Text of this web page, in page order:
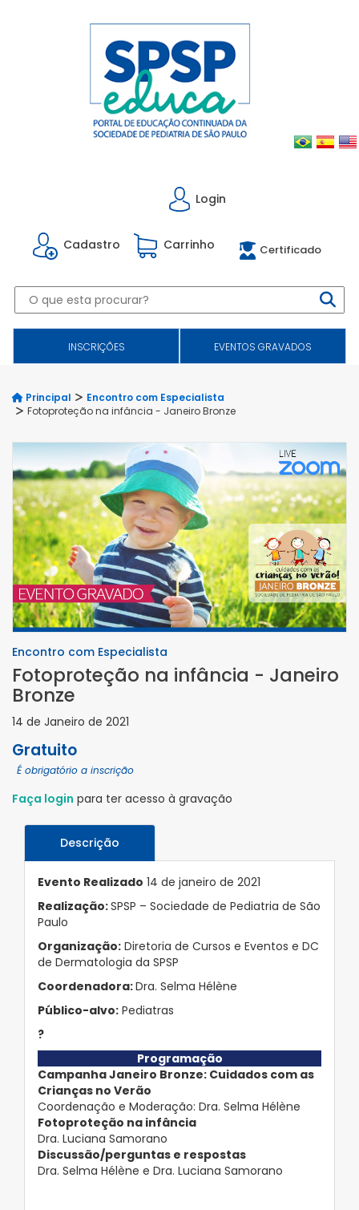
Login
Cadastro Carrinho Certificado
INSCRIÇÕES EVENTOS GRAVADOS
Principal
Encontro com Especialista
Fotoproteção na infância - Janeiro Bronze
Encontro com Especialista
Fotoproteção na infância - Janeiro
Bronze
14 de Janeiro de 2021
Gratuito
É obrigatório a inscrição
Faça login para ter acesso à gravação
Descrição
Evento Realizado 14 de janeiro de 2021
Realização:SPSP – Sociedade de Pediatria de São
Paulo
Organização: Diretoria de Cursos e Eventos e DC
de Dermatologia da SPSP
Coordenadora:Dra. Selma Hélène
Público-alvo: Pediatras
?
Programação
Campanha Janeiro Bronze: Cuidados com as
Crianças no Verão
Coordenação e Moderação: Dra. Selma Hélène
Fotoproteção na infância
Dra. Luciana Samorano
Discussão/perguntas e respostas
Dra. Selma Hélène e Dra. Luciana Samorano